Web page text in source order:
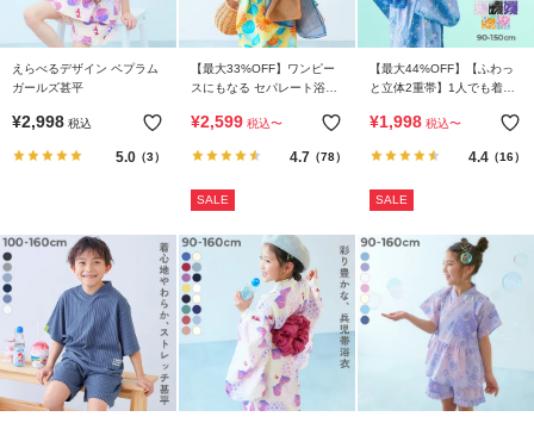
探
す
ン
キ
か
新
作
えらべるデザイン ペプラム
ガールズ甚平
¥2,998 税込
5.0（3）
【最大33%OFF】ワンピー
スにもなる セパレート浴衣
¥2,599 税込〜
4.7（78）
SALE
【最大44%OFF】【ふわっ
と立体2重帯】1人でも着ら
ワンピース型浴衣
¥1,998 税込〜
4.4（16）
SALE